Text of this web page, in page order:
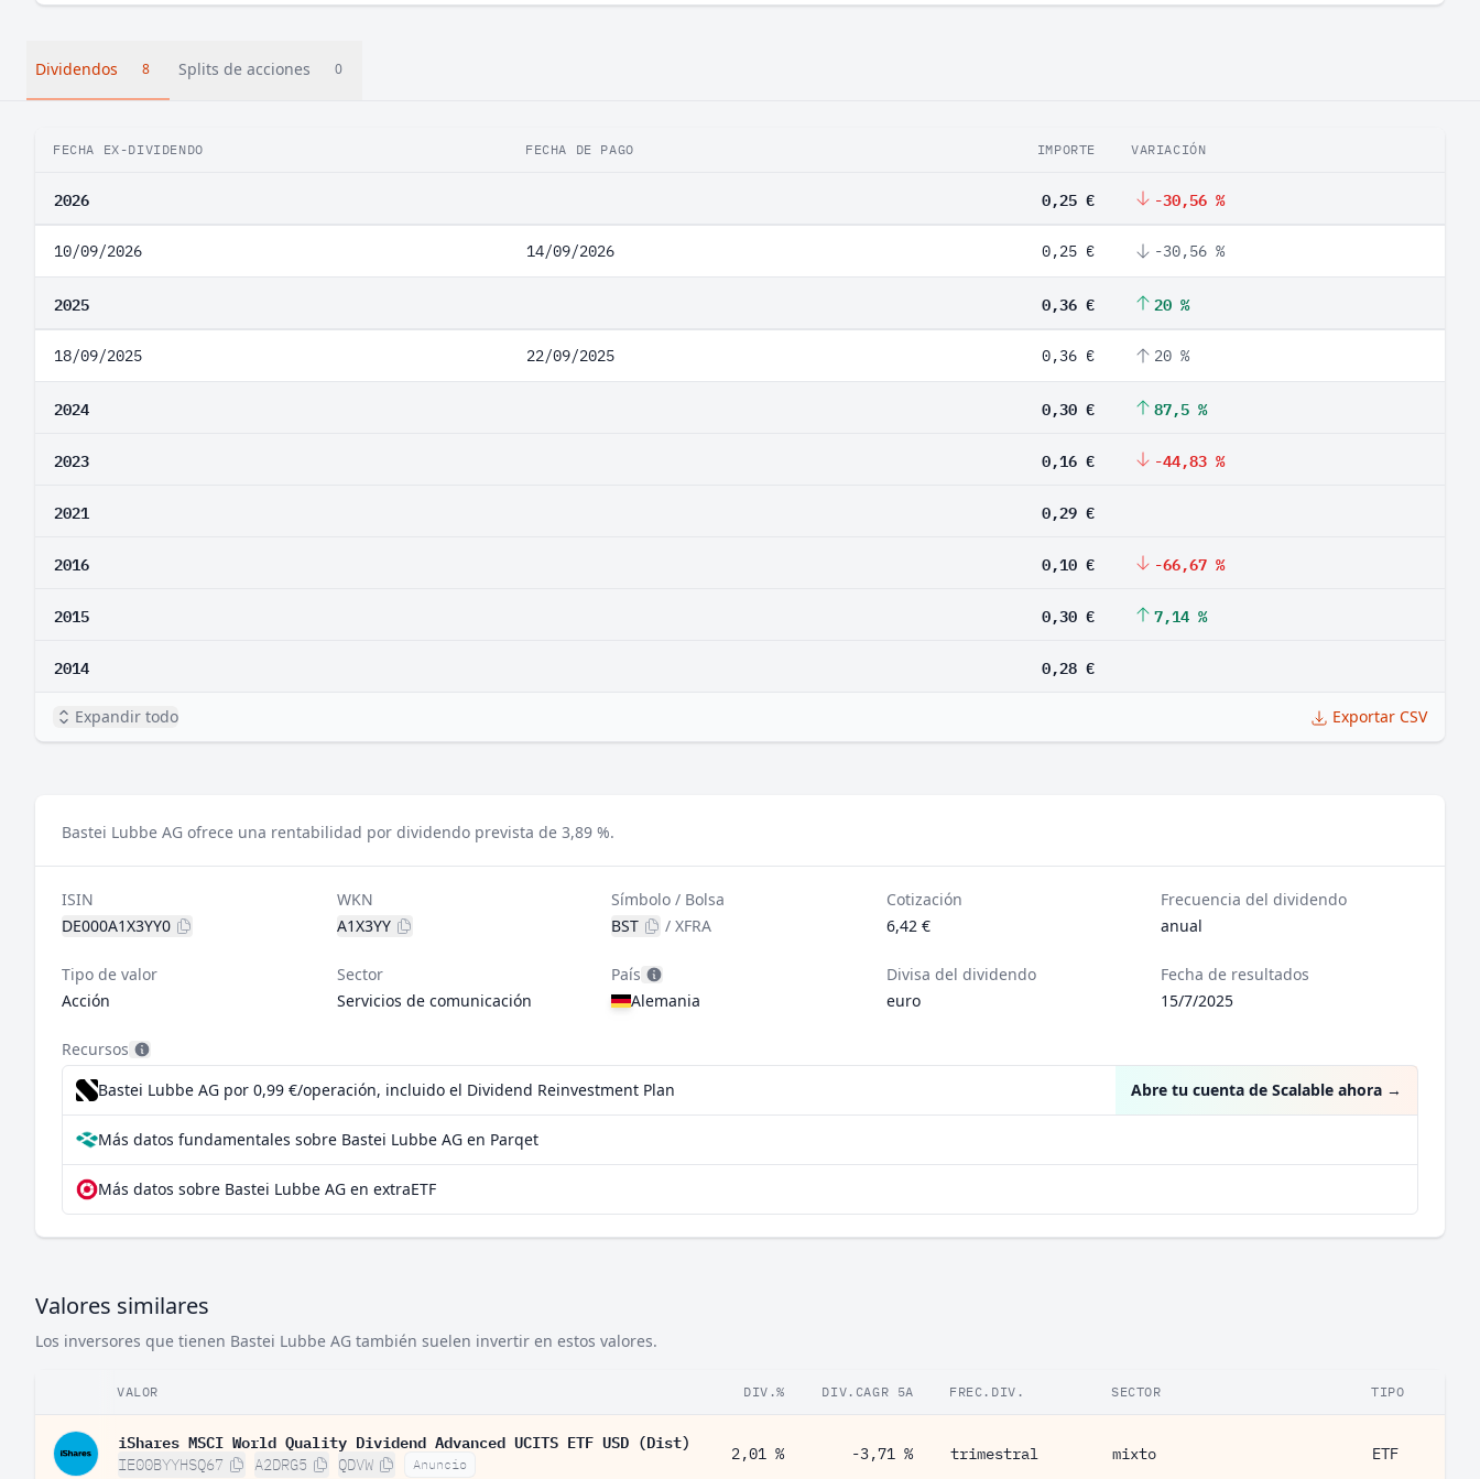
Dividendos 8 Splits de acciones 0
FECHA EX-DIVIDENDO FECHA DE PAGO IMPORTE VARIACIÓN
2026 0,25 € -30,56 %
10/09/2026 14/09/2026 0,25 € -30,56 %
2025 0,36 € 20 %
18/09/2025 22/09/2025 0,36 € 20 %
2024 0,30 € 87,5 %
2023 0,16 € -44,83 %
2021 0,29 €
2016 0,10 € -66,67 %
2015 0,30 € 7,14 %
2014 0,28 €
Expandir todo Exportar CSV
Bastei Lubbe AG ofrece una rentabilidad por dividendo prevista de 3,89 %.
ISIN
DE000A1X3YY0
WKN
A1X3YY
Símbolo / Bolsa
BST
/XFRA
Cotización
6,42 €
Frecuencia del dividendo
anual
Tipo de valor
Acción
Sector
Servicios de comunicación
País
Alemania
Divisa del dividendo
euro
Fecha de resultados
15/7/2025
Recursos
Bastei Lubbe AG por 0,99 €/operación, incluido el Dividend Reinvestment Plan
Abre tu cuenta de Scalable ahora →
Más datos fundamentales sobre Bastei Lubbe AG en Parqet
Más datos sobre Bastei Lubbe AG en extraETF
Valores similares
Los inversores que tienen Bastei Lubbe AG también suelen invertir en estos valores.
VALOR DIV.% DIV.CAGR 5A FREC.DIV. SECTOR TIPO
iShares MSCI World Quality Dividend Advanced UCITS ETF USD (Dist)
IE00BYYHSQ67 A2DRG5 QDVW Anuncio
2,01 % -3,71 % trimestral mixto ETF